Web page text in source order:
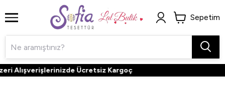
Sepetim
Ücretsiz Kargoç